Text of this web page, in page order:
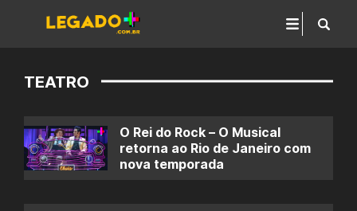
TEATRO
O Rei do Rock – O Musical
retorna ao Rio de Janeiro com
nova temporada